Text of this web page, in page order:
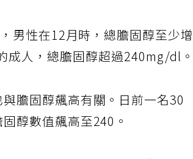
男性在12月時，總膽固醇至少增
人，總膽固醇超過240mg/dl。
膽固醇飆高有關。日前一名30
醇數值飆高至240。